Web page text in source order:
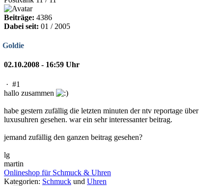
Beiträge: 4386
Dabei seit: 01 / 2005
Goldie
02.10.2008 - 16:59 Uhr
· #1
hallo zusammen
habe gestern zufällig die letzten minuten der ntv reportage über
luxusuhren gesehen. war ein sehr interessanter beitrag.
jemand zufällig den ganzen beitrag gesehen?
lg
martin
Onlineshop für Schmuck & Uhren
Kategorien: Schmuck und Uhren